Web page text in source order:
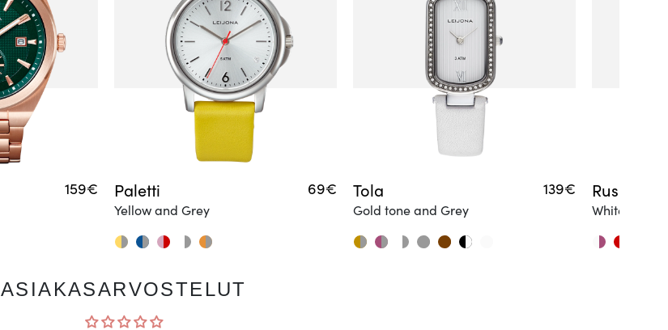
159€ Paletti 69€
Yellow and Grey
Tola 139€
Gold tone and Grey
Ruska
White and
ASIAKASARVOSTELUT